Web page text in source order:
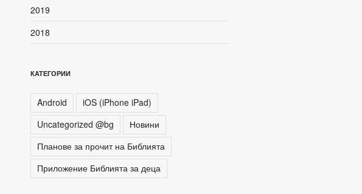
2019
2018
КАТЕГОРИИ
Android
iOS (iPhone iPad)
Uncategorized @bg
Новини
Планове за прочит на Библията
Приложение Библията за деца